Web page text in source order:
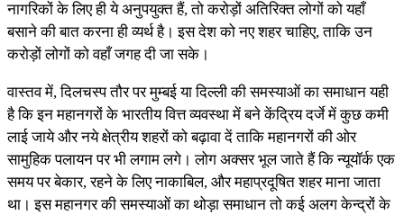
नागरिकों के लिए ही ये अनुपयुक्त हैं, तो करोड़ों अतिरिक्त लोगों को यहाँ
बसाने की बात करना ही व्यर्थ है। इस देश को नए शहर चाहिए, ताकि उन
करोड़ों लोगों को वहाँ जगह दी जा सके।
वास्तव में, दिलचस्प तौर पर मुम्बई या दिल्ली की समस्याओं का समाधान यही
है कि इन महानगरों के भारतीय वित्त व्यवस्था में बने केंद्रिय दर्जे में कुछ कमी
लाई जाये और नये क्षेत्रीय शहरों को बढ़ावा दें ताकि महानगरों की ओर
सामुहिक पलायन पर भी लगाम लगे। लोग अक्सर भूल जाते हैं कि न्यूयॉर्क एक
समय पर बेकार, रहने के लिए नाकाबिल, और महाप्रदूषित शहर माना जाता
था। इस महानगर की समस्याओं का थोड़ा समाधान तो कई अलग केन्द्रों के